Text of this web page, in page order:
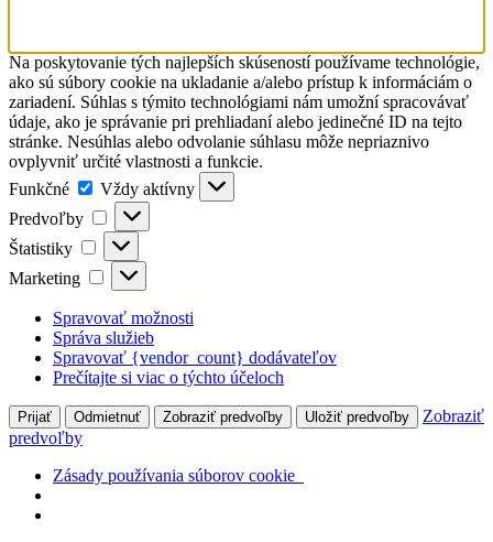
Na poskytovanie tých najlepších skúseností používame technológie,
ako sú súbory cookie na ukladanie a/alebo prístup k informáciám o
zariadení. Súhlas s týmito technológiami nám umožní spracovávať
údaje, ako je správanie pri prehliadaní alebo jedinečné ID na tejto
stránke. Nesúhlas alebo odvolanie súhlasu môže nepriaznivo
ovplyvniť určité vlastnosti a funkcie.
Funkčné
Funkčné
Vždy aktívny
Predvoľby
Predvoľby
Štatistiky
Štatistiky
Marketing
Marketing
Spravovať možnosti
Správa služieb
Spravovať {vendor_count} dodávateľov
Prečítajte si viac o týchto účeloch
Prijať Odmietnuť Zobraziť predvoľby Uložiť predvoľby
Zobraziť
predvoľby
Zásady používania súborov cookie